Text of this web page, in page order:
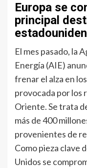
Europa se
principal
El mes pasado, la
Energía (AIE)
frenar el alza en
provocada por los
Oriente. Se trata
más de 400
provenientes de
Como pieza clave
Unidos se